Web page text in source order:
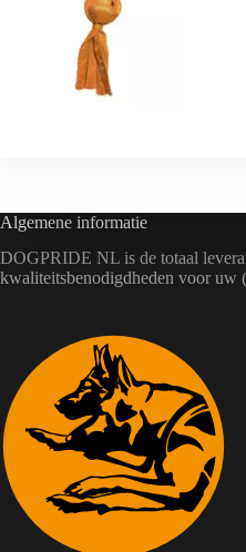
Algemene informatie
DOGPRIDE NL is de totaal
kwaliteitsbenodigdheden voor uw